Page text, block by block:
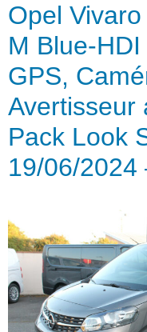
Opel
M Blue-
GPS,
Avertisseur
Pack Look
19/06/2024